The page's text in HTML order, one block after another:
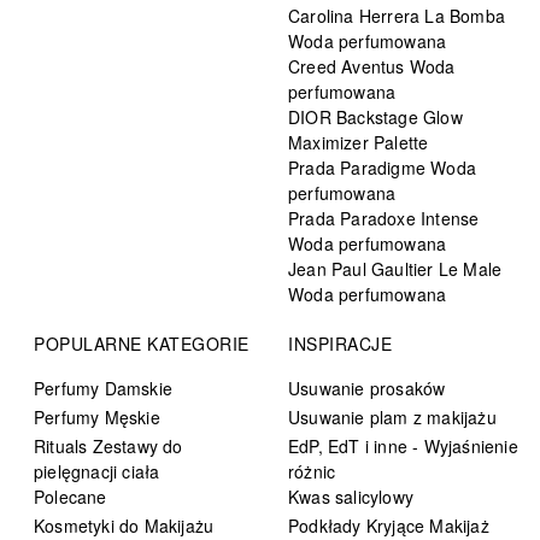
Carolina Herrera La Bomba
Woda perfumowana
Creed Aventus Woda
perfumowana
DIOR Backstage Glow
Maximizer Palette
Prada Paradigme Woda
perfumowana
Prada Paradoxe Intense
Woda perfumowana
Jean Paul Gaultier Le Male
Woda perfumowana
POPULARNE KATEGORIE
Perfumy Damskie
Perfumy Męskie
Rituals Zestawy do
pielęgnacji ciała
Polecane
Kosmetyki do Makijażu
INSPIRACJE
Usuwanie prosaków
Usuwanie plam z makijażu
EdP, EdT i inne - Wyjaśnienie
różnic
Kwas salicylowy
Podkłady Kryjące Makijaż